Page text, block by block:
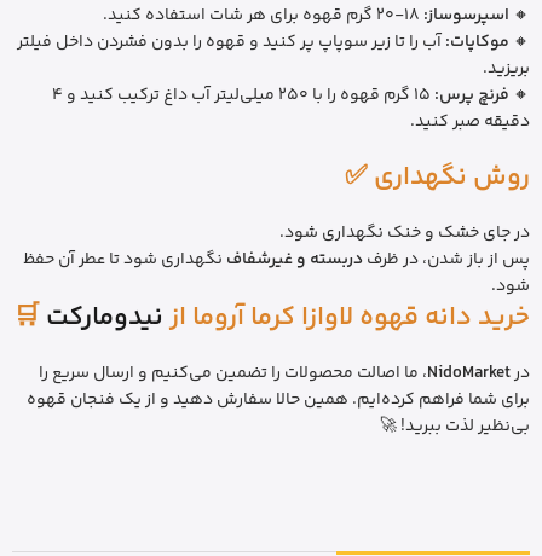
🔸 اسپرسوساز:
🔸 موکاپات:آب را تا زیر سوپاپ پر کنید و قهوه را بدون فشردن داخل فیلتر
بریزید.
🔸 فرنچ پرس:
15 گرم قهوه را با 250 میلی‌لیتر آب داغ ترکیب کنید و 4
دقیقه صبر کنید.
روش نگهداری ✅
در جای خشک و خنک نگهداری شود.
پس از باز شدن، در ظرفدربسته و غیرشفاف نگهداری شود تا عطر آن حفظ
شود.
خرید دانه قهوه لاوازا کرما آروما ازنیدومارکت🛒
درNidoMarket، ما اصالت محصولات را تضمین می‌کنیم و ارسال سریع را
برای شما فراهم کرده‌ایم. همین حالا سفارش دهید و از یک فنجان قهوه
بی‌نظیر لذت ببرید! 🚀